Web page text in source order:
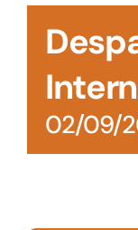
02/09/